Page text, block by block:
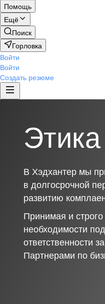
Помощь
Ещё
Поиск
Горловка
Войти
Войти
Создать резюме
В Хэдхантер мы
в долгосрочной
развитию
Принимая и
необходимости
ответственности
Партнерами по